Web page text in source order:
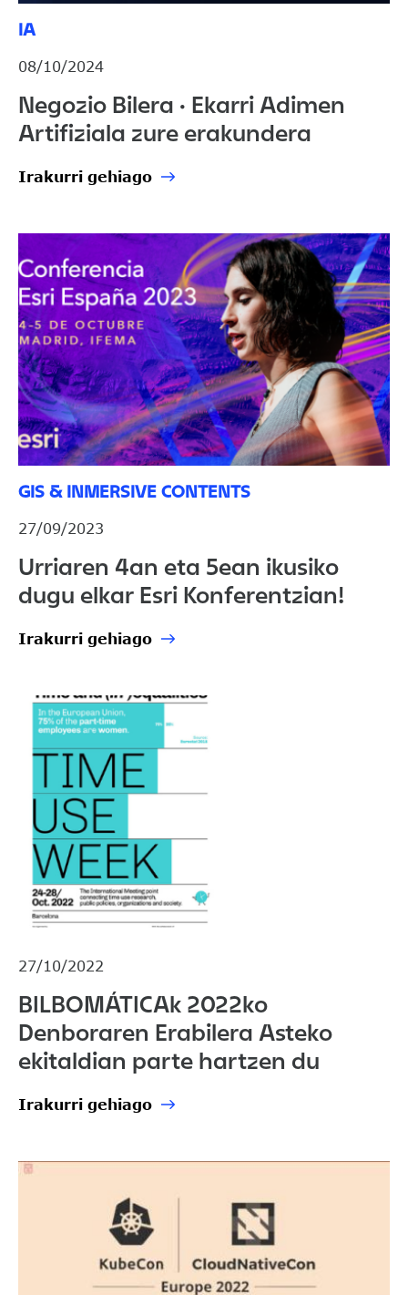
IA
08/10/2024
Negozio Bilera · Ekarri Adimen
Artifiziala zure erakundera
Irakurri gehiago
GIS & INMERSIVE CONTENTS
27/09/2023
Urriaren 4an eta 5ean ikusiko
dugu elkar Esri Konferentzian!
Irakurri gehiago
27/10/2022
BILBOMÁTICAk 2022ko
Denboraren Erabilera Asteko
ekitaldian parte hartzen du
Irakurri gehiago